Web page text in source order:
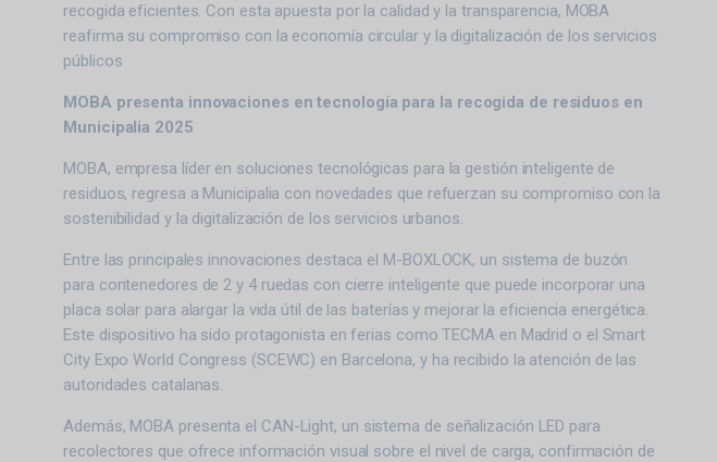
recogida eficientes. Con esta apuesta por la calidad y la transparencia, MOBA
reafirma su compromiso con la economía circular y la digitalización de los servicios
públicos
MOBA presenta innovaciones en tecnología para la recogida de residuos en
Municipalia 2025
MOBA, empresa líder en soluciones tecnológicas para la gestión inteligente de
residuos, regresa a Municipalia con novedades que refuerzan su compromiso con la
sostenibilidad y la digitalización de los servicios urbanos.
Entre las principales innovaciones destaca el M-BOXLOCK, un sistema de buzón
para contenedores de 2 y 4 ruedas con cierre inteligente que puede incorporar una
placa solar para alargar la vida útil de las baterías y mejorar la eficiencia energética.
Este dispositivo ha sido protagonista en ferias como TECMA en Madrid o el Smart
City Expo World Congress (SCEWC) en Barcelona, y ha recibido la atención de las
autoridades catalanas.
Además, MOBA presenta el CAN-Light, un sistema de señalización LED para
recolectores que ofrece información visual sobre el nivel de carga, confirmación de